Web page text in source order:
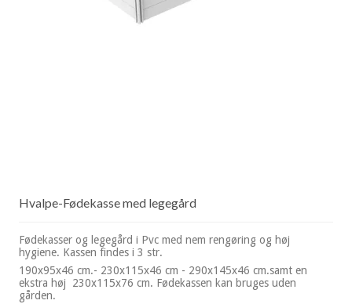
Hvalpe-Fødekasse med legegård
Fødekasser og legegård i Pvc med nem rengøring og høj
hygiene. Kassen findes i 3 str.
190x95x46 cm.- 230x115x46 cm - 290x145x46 cm.samt en
ekstra høj 230x115x76 cm. Fødekassen kan bruges uden
gården.